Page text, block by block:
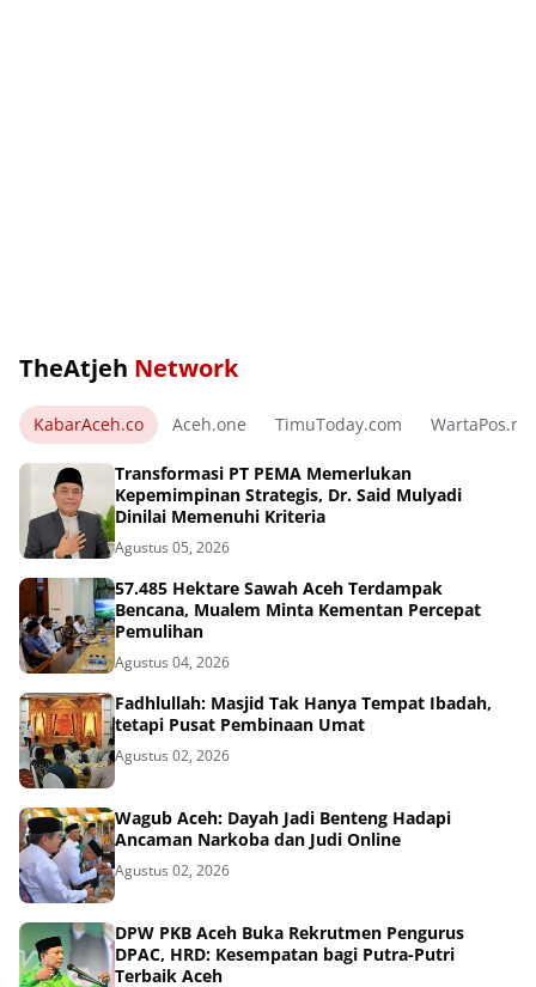
TheAtjeh Network
KabarAceh.co Aceh.one TimuToday.com WartaPos.net
Transformasi PT PEMA Memerlukan
Kepemimpinan Strategis, Dr. Said Mulyadi
Dinilai Memenuhi Kriteria
Agustus 05, 2026
57.485 Hektare Sawah Aceh Terdampak
Bencana, Mualem Minta Kementan Percepat
Pemulihan
Agustus 04, 2026
Fadhlullah: Masjid Tak Hanya Tempat Ibadah,
tetapi Pusat Pembinaan Umat
Agustus 02, 2026
Wagub Aceh: Dayah Jadi Benteng Hadapi
Ancaman Narkoba dan Judi Online
Agustus 02, 2026
DPW PKB Aceh Buka Rekrutmen Pengurus
DPAC, HRD: Kesempatan bagi Putra-Putri
Terbaik Aceh